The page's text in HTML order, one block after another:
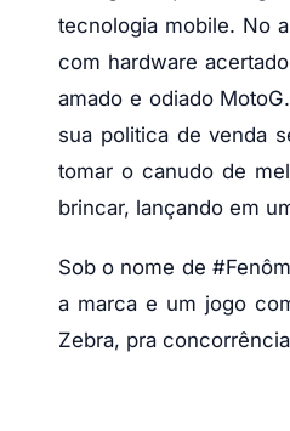
tecnologia mobile. No
com hardware
amado e odiado
sua politica de venda
tomar o canudo de
brincar, lançando em
Sob o nome de
a marca e um jogo
Zebra, pra